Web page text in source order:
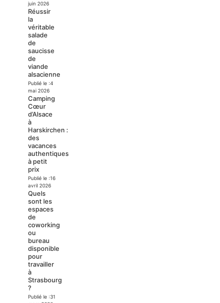
juin 2026
Réussir
la
véritable
salade
de
saucisse
de
viande
alsacienne
Publié le :4
mai 2026
Camping
Cœur
d’Alsace
à
Harskirchen :
des
vacances
authentiques
à petit
prix
Publié le :16
avril 2026
Quels
sont les
espaces
de
coworking
ou
bureau
disponible
pour
travailler
à
Strasbourg
?
Publié le :31